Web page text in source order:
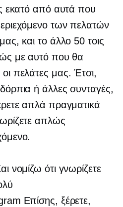
εκατό από αυτά που
των πελατών
και το άλλο 50 τοις
με αυτό που θα
πελάτες μας. Έτσι,
ή άλλες συνταγές,
απλά πραγματικά
απλώς
νομίζω ότι γνωρίζετε
Επίσης, ξέρετε,